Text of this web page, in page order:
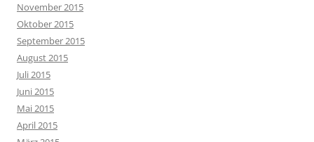
November 2015
Oktober 2015
September 2015
August 2015
Juli 2015
Juni 2015
Mai 2015
April 2015